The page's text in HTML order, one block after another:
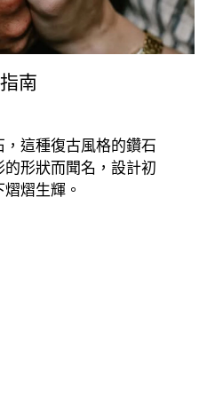
南
這種復古風格的鑽石
形狀而聞名，設計初
熠生輝。